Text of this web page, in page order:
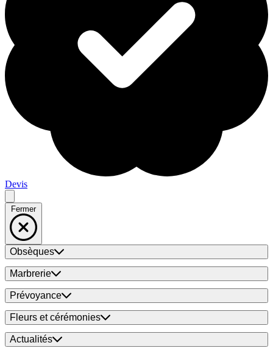
Devis
Fermer
Obsèques
Marbrerie
Prévoyance
Fleurs et cérémonies
Actualités